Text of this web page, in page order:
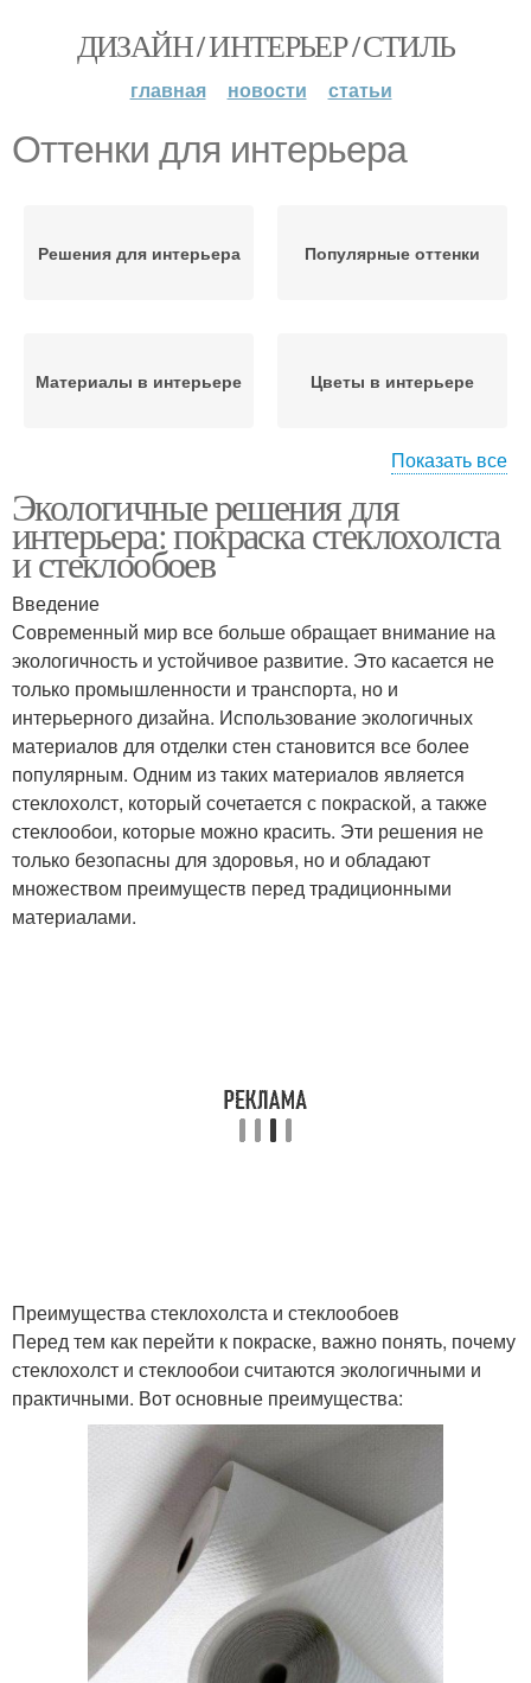
ДИЗАЙН / ИНТЕРЬЕР / СТИЛЬ
главная новости статьи
Оттенки для интерьера
Решения для интерьера Популярные оттенки
Материалы в интерьере Цветы в интерьере
интерьере
Элегантный интерьер
Серые оттенки Оттенки в интерьере
Цвета в интерьере
Стен в современном
интерьере
Уютные оттенки Природные оттенки
Показать все
Экологичные решения для
интерьера: покраска стеклохолста
и стеклообоев
Введение
Современный мир все больше обращает внимание на
экологичность и устойчивое развитие. Это касается не
только промышленности и транспорта, но и
интерьерного дизайна. Использование экологичных
материалов для отделки стен становится все более
популярным. Одним из таких материалов является
стеклохолст, который сочетается с покраской, а также
стеклообои, которые можно красить. Эти решения не
только безопасны для здоровья, но и обладают
множеством преимуществ перед традиционными
материалами.
Преимущества стеклохолста и стеклообоев
Перед тем как перейти к покраске, важно понять, почему
стеклохолст и стеклообои считаются экологичными и
практичными. Вот основные преимущества: